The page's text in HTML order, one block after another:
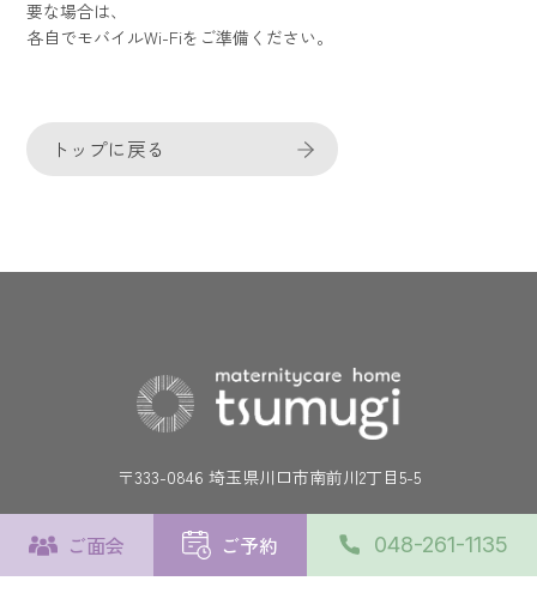
ご面会 ご予約 048-261-1135
要な場合は、
各自でモバイルWi-Fiをご準備ください。
トップに戻る
〒333-0846 埼玉県川口市南前川2丁目5-5
施設について